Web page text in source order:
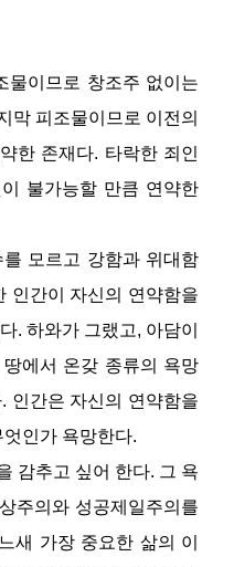
이므로 창조주 없이는
막 피조물이므로 이전의
한 존재다. 타락한 죄인
불가능할 만큼 연약한
모르고 강함과 위대함
인간이 자신의 연약함을
. 하와가 그랬고, 아담이
에서 온갖 종류의 욕망
인간은 자신의 연약함을
인가 욕망한다.
감추고 싶어 한다. 그 욕
주의와 성공제일주의를
새 가장 중요한 삶의 이